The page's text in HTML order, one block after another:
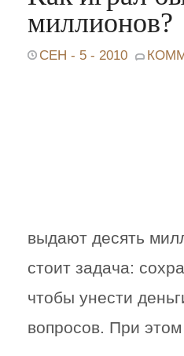
миллионов?
СЕН - 5 - 2010
выдают десять
стоит задача:
чтобы унести
вопросов. При